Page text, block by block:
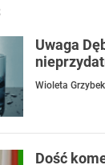
Uwaga
Wioleta Grzybek
Dość